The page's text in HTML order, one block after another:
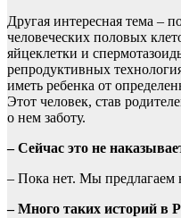
Другая интересная тема –
человеческих половых
яйцеклетки и
репродуктивных
иметь ребенка от
Этот человек, став
о нем заботу.
– Сейчас это не
– Пока нет. Мы предлагаем
– Много таких историй в